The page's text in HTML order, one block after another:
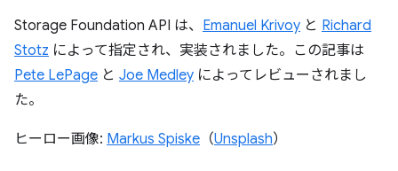
Storage Foundation API は、 Emanuel Krivoy と Richard
Stotz によって指定され、実装されました。この記事は
Pete LePage と Joe Medley によってレビューされまし
た。
ヒーロー画像: Markus Spiske （Unsplash）